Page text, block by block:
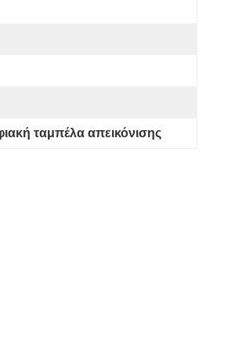
ταμπέλα απεικόνισης